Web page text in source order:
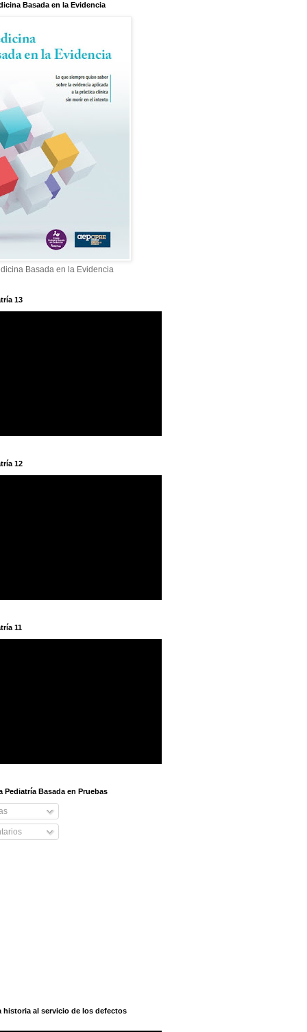
Basada en la Evidencia
Basada en la Evidencia
13
12
11
Pediatría Basada en Pruebas
historia al servicio de los defectos